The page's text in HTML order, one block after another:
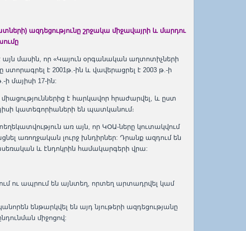
ազդեցությունը շրջակա միջավայրի և մարդու
մասին, որ «Կայուն օրգանական աղտոտիչների
է 2001թ.-ին և վավերացրել է 2003 թ.-ի
ի մայիսի 17-ին:
է հարկավոր հրաժարվել, և ըստ
կատեգորիաների են պատկանում։
առ այն, որ ԿՕԱ-ները կուտակվում
առողջական լուրջ խնդիրներ: Դրանք ազդում են
և էնդոկրին համակարգերի վրա:
ու ապրում են այնտեղ, որտեղ արտադրվել կամ
ենթարկվել են այդ նյութերի ազդեցությանը
միջոցով: